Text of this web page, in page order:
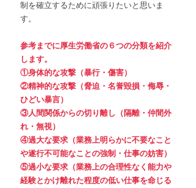
制を確立するために頑張りたいと思いま
す。
参考までに厚生労働省の６つの分類を紹介
します。
①身体的な攻撃（暴行・傷害）
②精神的な攻撃（脅迫・名誉毀損・侮辱・
ひどい暴言）
③人間関係からの切り離し（隔離・仲間外
れ・無視）
④過大な要求（業務上明らかに不要なこと
や遂行不可能なことの強制・仕事の妨害）
⑤過小な要求（業務上の合理性なく能力や
経験とかけ離れた程度の低い仕事を命じる